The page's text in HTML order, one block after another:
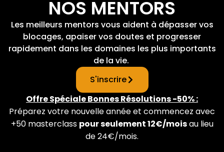
NOS MENTORS
Les meilleurs mentors vous aident à dépasser vos
blocages, apaiser vos doutes et progresser
rapidement dans les domaines les plus importants
de la vie.
S'inscrire
Offre Spéciale Bonnes Résolutions -50% :
Préparez votre nouvelle année et commencez avec
+50 masterclass pour seulement 12€/moisau lieu
de 24€/mois.